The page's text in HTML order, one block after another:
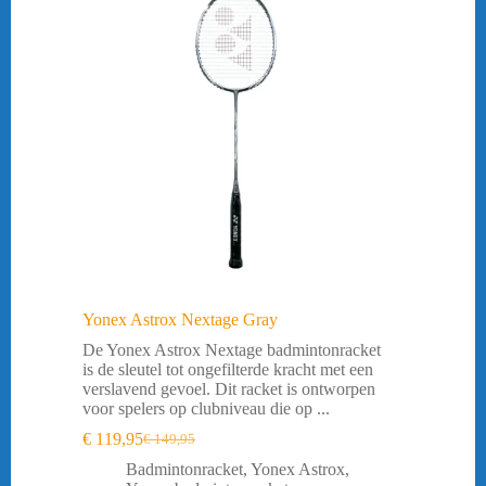
Yonex Astrox Nextage Gray
De Yonex Astrox Nextage badmintonracket
is de sleutel tot ongefilterde kracht met een
verslavend gevoel. Dit racket is ontworpen
voor spelers op clubniveau die op ...
€149,95
Oorspronkelijke
prijs
€ 119,95Huidige
prijs
Badmintonracket, Yonex Astrox,